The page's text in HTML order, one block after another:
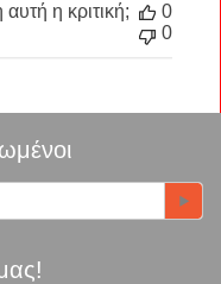
η κριτική;
0
0